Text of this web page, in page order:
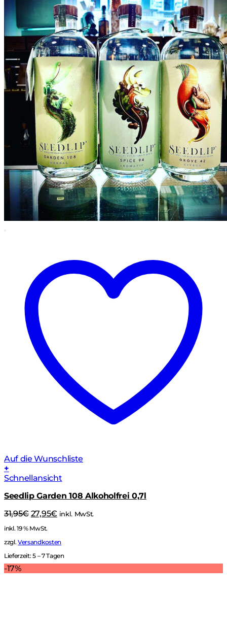
Auf die Wunschliste
+
Schnellansicht
Seedlip Garden 108 Alkoholfrei 0,7l
31,95€ Ursprünglicher
war:
31,95€
27,95€Aktueller
27,95€.
inkl. MwSt.
inkl. 19 % MwSt.
zzgl.Versandkosten
Lieferzeit:5 – 7 Tagen
-17%